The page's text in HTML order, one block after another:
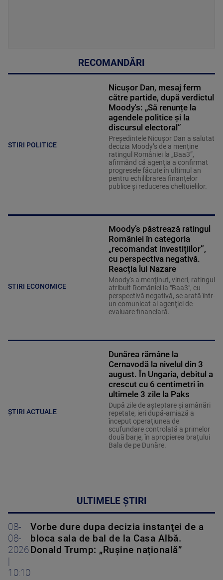
RECOMANDĂRI
STIRI POLITICE
Nicușor Dan, mesaj ferm
către partide, după verdictul
Moody's: „Să renunțe la
agendele politice şi la
discursul electoral”
Președintele Nicușor Dan a salutat
decizia Moody’s de a menține
ratingul României la „Baa3”,
afirmând că agenția a confirmat
progresele făcute în ultimul an
pentru echilibrarea finanțelor
publice și reducerea cheltuielilor.
STIRI ECONOMICE
Moody’s păstrează ratingul
României în categoria
„recomandat investiţiilor”,
cu perspectiva negativă.
Reacția lui Nazare
Moody's a menţinut, vineri, ratingul
atribuit României la "Baa3", cu
perspectivă negativă, se arată într-
un comunicat al agenţiei de
evaluare financiară.
ȘTIRI ACTUALE
Dunărea rămâne la
Cernavodă la nivelul din 3
august. În Ungaria, debitul a
crescut cu 6 centimetri în
ultimele 3 zile la Paks
După zile de așteptare și amânări
repetate, ieri după-amiază a
început operațiunea de
scufundare controlată a primelor
două barje, în apropierea brațului
Bala de pe Dunăre.
ULTIMELE ȘTIRI
08-
08-
2026
|
10:10
Vorbe dure dupa decizia instanţei de a
bloca sala de bal de la Casa Albă.
Donald Trump: „Rușine națională”